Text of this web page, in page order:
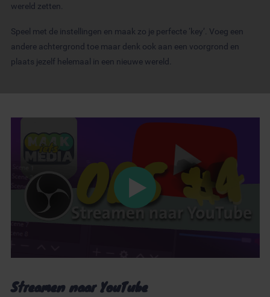
wereld zetten.
Speel met de instellingen en maak zo je perfecte ‘key’. Voeg een
andere achtergrond toe maar denk ook aan een voorgrond en
plaats jezelf helemaal in een nieuwe wereld.
Streamen naar YouTube